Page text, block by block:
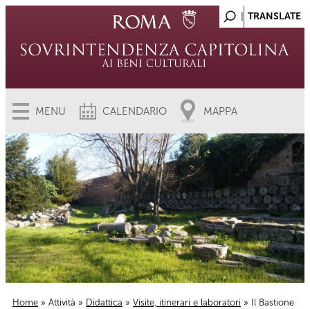
MENU CALENDARIO MAPPA
Home » Attività » Didattica » Visite, itinerari e laboratori » Il Bastione